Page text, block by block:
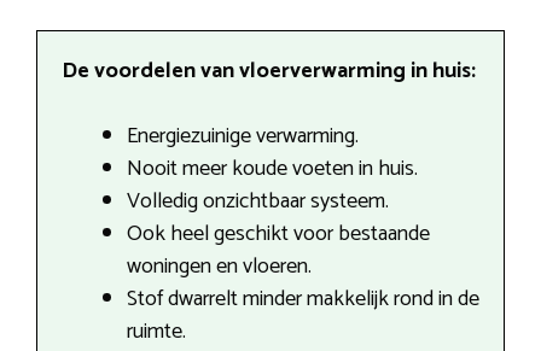
De voordelen van vloerverwarming in huis:
Energiezuinige verwarming.
Nooit meer koude voeten in huis.
Volledig onzichtbaar systeem.
Ook heel geschikt voor bestaande
woningen en vloeren.
Stof dwarrelt minder makkelijk rond in de
ruimte.